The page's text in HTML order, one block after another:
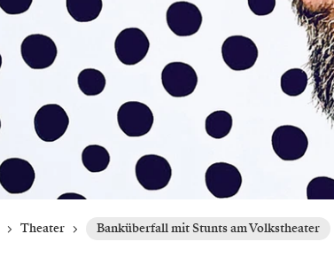
Theater Banküberfall mit Stunts am Volkstheater